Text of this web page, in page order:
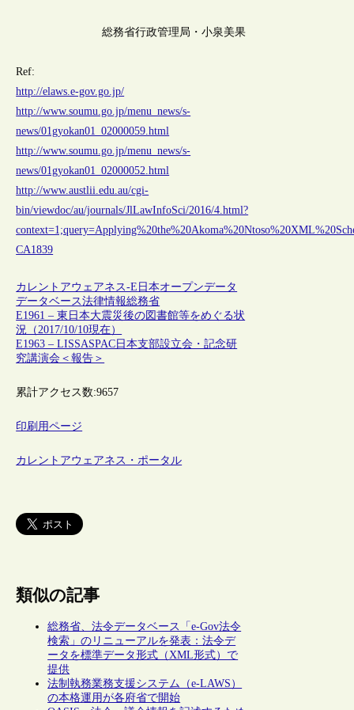
総務省行政管理局・小泉美果
Ref:
http://elaws.e-gov.go.jp/
http://www.soumu.go.jp/menu_news/s-
news/01gyokan01_02000059.html
http://www.soumu.go.jp/menu_news/s-
news/01gyokan01_02000052.html
http://www.austlii.edu.au/cgi-
bin/viewdoc/au/journals/JlLawInfoSci/2016/4.html?
CA1839
カレントアウェアネス-E 日本オープンデータ
データベース法律情報総務省
E1961 – 東日本大震災後の図書館等をめぐる状
況（2017/10/10現在）
E1963 – LISSASPAC日本支部設立会・記念研
究講演会＜報告＞
累計アクセス数:9657
印刷用ページ
カレントアウェアネス・ポータル
類似の記事
総務省、法令データベース「e-Gov法令
検索」のリニューアルを発表：法令デ
ータを標準データ形式（XML形式）で
提供
法制執務業務支援システム（e-LAWS）
の本格運用が各府省で開始